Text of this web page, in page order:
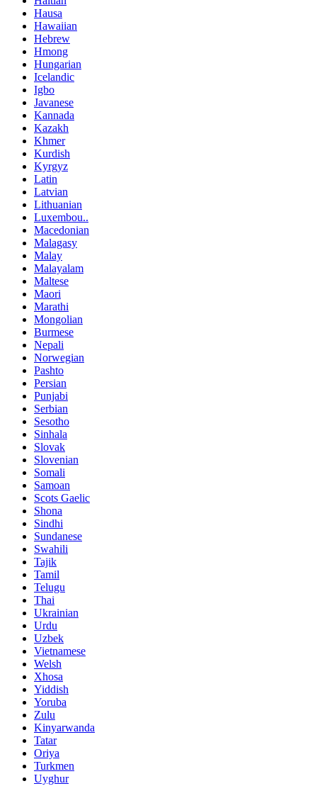
Hausa
Hawaiian
Hebrew
Hmong
Hungarian
Icelandic
Igbo
Javanese
Kannada
Kazakh
Khmer
Kurdish
Kyrgyz
Latin
Latvian
Lithuanian
Luxembou..
Macedonian
Malagasy
Malay
Malayalam
Maltese
Maori
Marathi
Mongolian
Burmese
Nepali
Norwegian
Pashto
Persian
Punjabi
Serbian
Sesotho
Sinhala
Slovak
Slovenian
Somali
Samoan
Scots Gaelic
Shona
Sindhi
Sundanese
Swahili
Tajik
Tamil
Telugu
Thai
Ukrainian
Urdu
Uzbek
Vietnamese
Welsh
Xhosa
Yiddish
Yoruba
Zulu
Kinyarwanda
Tatar
Oriya
Turkmen
Uyghur